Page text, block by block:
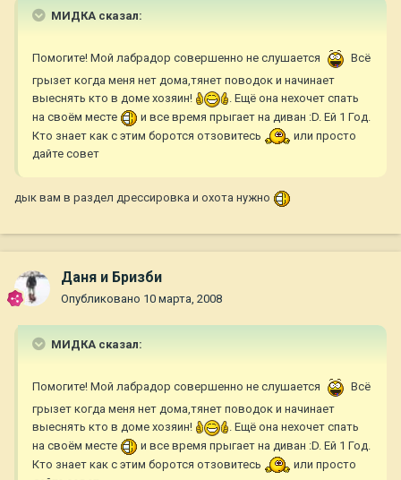
МИДКА сказал:
Помогите! Мой лабрадор совершенно не слушается
Всё
грызет когда меня нет дома,тянет поводок и начинает
выеснять кто в доме хозяин!
. Ещё она нехочет спать
на своём месте
и все время прыгает на диван :D. Ей 1 Год.
Кто знает как с этим боротся отзовитесь
или просто
дайте совет
дык вам в раздел дрессировка и охота нужно
Даня и Бризби
Опубликовано 10 марта, 2008
МИДКА сказал:
Помогите! Мой лабрадор совершенно не слушается
Всё
грызет когда меня нет дома,тянет поводок и начинает
выеснять кто в доме хозяин!
. Ещё она нехочет спать
на своём месте
и все время прыгает на диван :D. Ей 1 Год.
Кто знает как с этим боротся отзовитесь
или просто